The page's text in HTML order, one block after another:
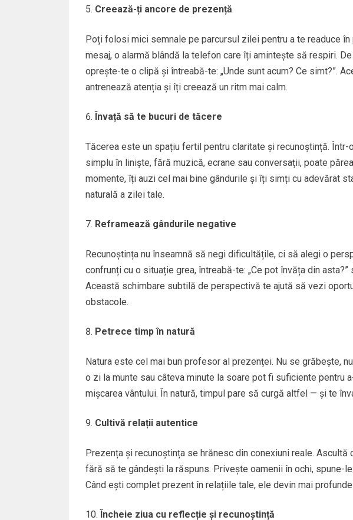
Creează-ți ancore de prezență
Poți folosi mici semnale pe parcursul zilei pentru a te readuce
mesaj, o alarmă blândă la telefon care îți amintește să respiri.
oprește-te o clipă și întreabă-te: „Unde sunt acum? Ce simt?”.
antrenează atenția și îți creează un ritm mai calm.
Învață să te bucuri de tăcere
Tăcerea este un spațiu fertil pentru claritate și recunoștință.
simplu în liniște, fără muzică, ecrane sau conversații, poate
momente, îți auzi cel mai bine gândurile și îți simți cu adevărat
naturală a zilei tale.
Reframează gândurile negative
Recunoștința nu înseamnă să negi dificultățile, ci să alegi o
confrunți cu o situație grea, întreabă-te: „Ce pot învăța din asta?”
Această schimbare subtilă de perspectivă te ajută să vezi
obstacole.
Petrece timp în natură
Natura este cel mai bun profesor al prezenței. Nu se grăbește,
o zi la munte sau câteva minute la soare pot fi suficiente pentru
mișcarea vântului. În natură, timpul pare să curgă altfel — și te
Cultivă relații autentice
Prezența și recunoștința se hrănesc din conexiuni reale. Ascultă
fără să te gândești la răspuns. Privește oamenii în ochi, spune-
Când ești complet prezent în relațiile tale, ele devin mai
Încheie ziua cu reflecție și recunoștință